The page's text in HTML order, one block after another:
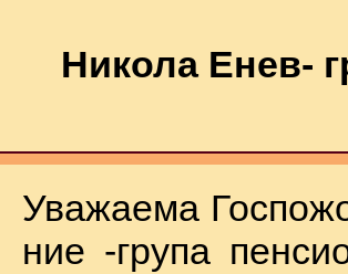
Никола Енев-
Уважаема
ние -група